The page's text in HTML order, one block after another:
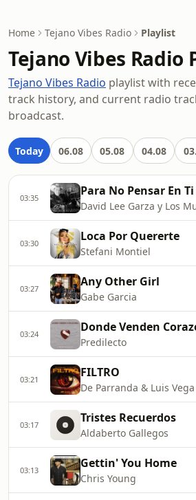
Home Tejano Vibes Radio Playlist
Tejano Vibes Radio
Tejano Vibes Radio playlist with
track history, and current radio
broadcast.
Today 06.08 05.08 04.08
03:35 Para No Pensar En Ti
David Lee Garza y Los
03:30 Loca Por Quererte
Stefani Montiel
03:27 Any Other Girl
Gabe Garcia
03:24 Donde Venden
Predilecto
03:21 FILTRO
De Parranda & Luis Vega
03:17 Tristes Recuerdos
Aldaberto Gallegos
03:13 Gettin' You Home
Chris Young